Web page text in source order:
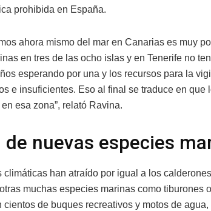
prohibida en España.
ahora mismo del mar en Canarias es muy
en tres de las ocho islas y en Tenerife no
esperando por una y los recursos para la
e insuficientes. Eso al final se traduce en que
esa zona”, relató Ravina.
de nuevas especies
climáticas han atraído por igual a los
muchas especies marinas como tiburones
de buques recreativos y motos de